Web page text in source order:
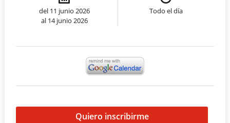
del 11 junio 2026
al 14 junio 2026
Todo el día
Quiero inscribirme